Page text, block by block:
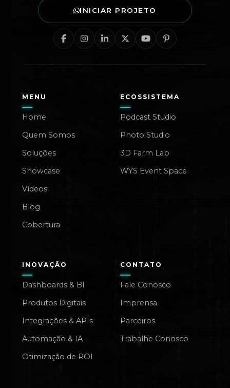
INICIAR PROJETO
MENU
Home
Quem Somos
Soluções
Showcase
Vídeos
Blog
Cobertura
ECOSSISTEMA
Podcast Studio
Photo Studio
3D Farm Lab
WYS Event Space
INOVAÇÃO
Dashboards & BI
Produtos Digitais
Integrações & APIs
Automação & IA
Otimização de ROI
CONTATO
Fale Conosco
Imprensa
Parceiros
Trabalhe Conosco